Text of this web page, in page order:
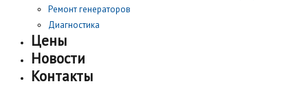
Ремонт генераторов
Диагностика
Цены
Новости
Контакты